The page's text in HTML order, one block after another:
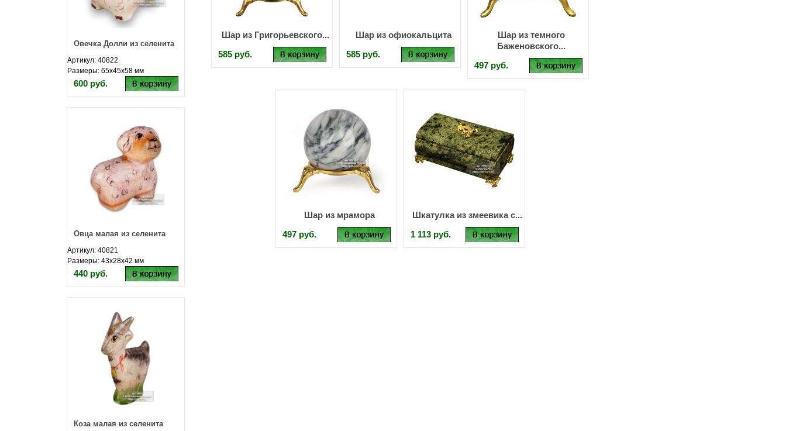
Овечка Долли из селенита
Артикул: 40822
Размеры: 65х45х58 мм
600 руб.
Овца малая из селенита
Артикул: 40821
Размеры: 43х28х42 мм
440 руб.
Коза малая из селенита
Шар из Григорьевского...
585 руб.
Шар из офиокальцита
585 руб.
Шар из темного
Баженовского...
497 руб.
Шар из мрамора
497 руб.
Шкатулка из змеевика с...
1 113 руб.